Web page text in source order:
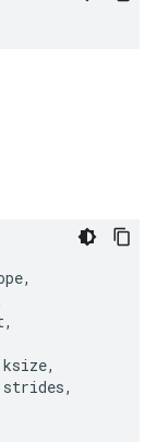
,
,
ksize,
strides,